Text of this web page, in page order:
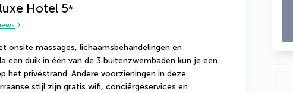
Hotel 5*
onsite massages, lichaamsbehandelingen en
een duik in één van de 3 buitenzwembaden kun je een
het privéstrand. Andere voorzieningen in deze
stijl zijn gratis wifi, conciërgeservices en